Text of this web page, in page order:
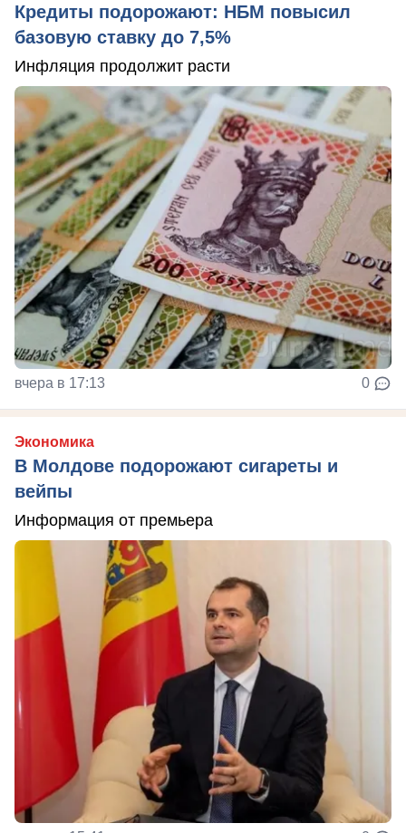
Кредиты подорожают: НБМ повысил
базовую ставку до 7,5%
Инфляция продолжит расти
вчера в 17:13 0
Экономика
В Молдове подорожают сигареты и
вейпы
Информация от премьера